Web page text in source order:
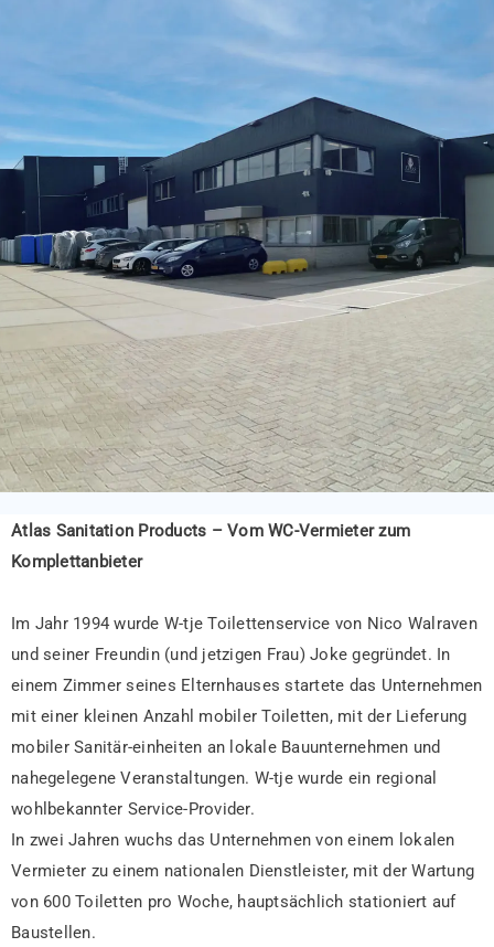
Atlas Sanitation Products – Vom WC-Vermieter zum
Komplettanbieter
Im Jahr 1994 wurde W-tje Toilettenservice von Nico Walraven
und seiner Freundin (und jetzigen Frau) Joke gegründet. In
einem Zimmer seines Elternhauses startete das Unternehmen
mit einer kleinen Anzahl mobiler Toiletten, mit der Lieferung
mobiler Sanitär-einheiten an lokale Bauunternehmen und
nahegelegene Veranstaltungen. W-tje wurde ein regional
wohlbekannter Service-Provider.
In zwei Jahren wuchs das Unternehmen von einem lokalen
Vermieter zu einem nationalen Dienstleister, mit der Wartung
von 600 Toiletten pro Woche, hauptsächlich stationiert auf
Baustellen.